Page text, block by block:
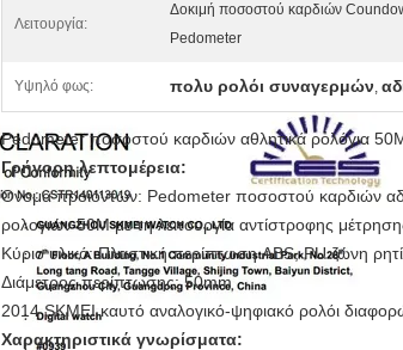
Λειτουργία:
Δοκιμή ποσοστού καρδιών
Pedometer
Υψηλό φως: πολυ ρολόι συναγερμών,
Pedometer ποσοστού καρδιών αθλητικά ρολόγια
Γρήγορη λεπτομέρεια:
Όνομα προϊόντων: Pedometer ποσοστού καρδιών
ρολογιών 50M με τη λειτουργία αντίστροφης
Κύριο υλικό: Πλαστική περίπτωση ABS, PU ζώνη
Διάμετρος περίπτωσης: 50mm
2014 SKMEI καυτό αναλογικό-ψηφιακό ρολόι
Χαρακτηριστικά γνωρίσματα: